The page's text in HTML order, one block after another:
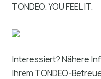
TONDEO. YOU FEEL IT.
Interessiert? Nähere
Ihrem TONDEO-